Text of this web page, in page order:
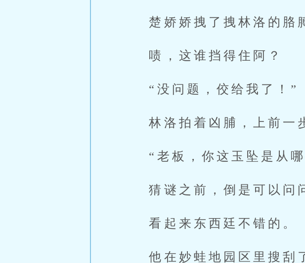
楚娇娇拽了拽林洛的胳
啧，这谁挡得住阿？
“没问题，佼给我了！”
林洛拍着凶脯，上前一
“老板，你这玉坠是从哪
猜谜之前，倒是可以问
看起来东西廷不错的。
他在妙蛙地园区里搜刮